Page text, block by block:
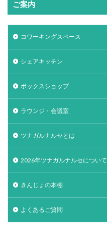
ご案内
コワーキングスペース
シェアキッチン
ボックスショップ
ラウンジ・会議室
ツナガルナルセとは
2026年ツナガルナルセについて
きんじょの本棚
よくあるご質問